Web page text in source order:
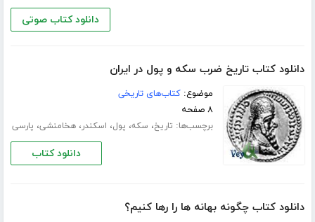
دانلود کتاب صوتی
دانلود کتاب تاریخ ضرب سکه و پول در ایران
موضوع:کتاب‌های تاریخی
۸ صفحه
برچسب‌ها: تاریخ، سکه، پول، اسکندر،هخامنشی، پارسی
دانلود کتاب
دانلود کتاب چگونه بهانه ها را رها کنیم؟